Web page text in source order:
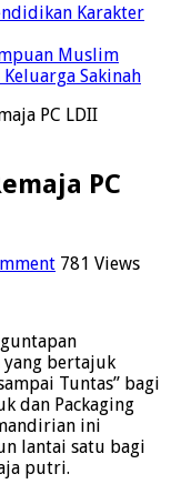
Karakter
Muslim
Sakinah
PC LDII
PC
781 Views
yang bertajuk
Tuntas’’ bagi
dan Packaging
ini
lantai satu bagi
putri.